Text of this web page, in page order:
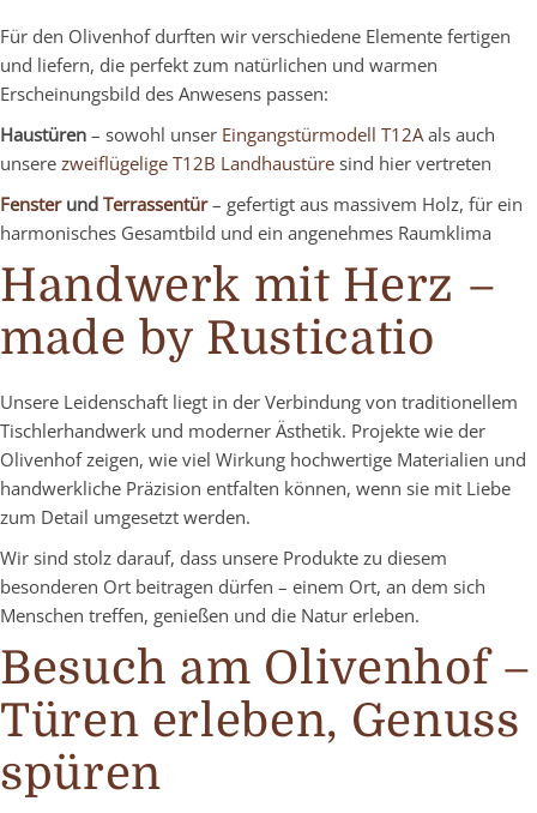
Für den Olivenhof durften wir verschiedene Elemente fertigen
und liefern, die perfekt zum natürlichen und warmen
Erscheinungsbild des Anwesens passen:
Haustüren – sowohl unser Eingangstürmodell T12Aals auch
unsere zweiflügelige T12B Landhaustüre sind hier vertreten
Fensterund Terrassentür– gefertigt aus massivem Holz, für ein
harmonisches Gesamtbild und ein angenehmes Raumklima
Handwerk mit Herz –
made by Rusticatio
Unsere Leidenschaft liegt in der Verbindung von traditionellem
Tischlerhandwerk und moderner Ästhetik. Projekte wie der
Olivenhof zeigen, wie viel Wirkung hochwertige Materialien und
handwerkliche Präzision entfalten können, wenn sie mit Liebe
zum Detail umgesetzt werden.
Wir sind stolz darauf, dass unsere Produkte zu diesem
besonderen Ort beitragen dürfen – einem Ort, an dem sich
Menschen treffen, genießen und die Natur erleben.
Besuch am Olivenhof –
Türen erleben, Genuss
spüren